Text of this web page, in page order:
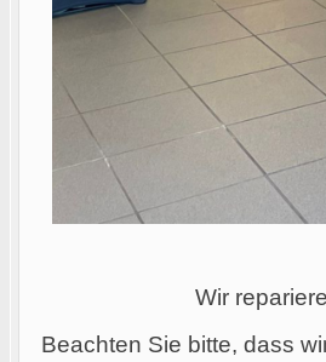
Wir
Beachten Sie bitte, dass